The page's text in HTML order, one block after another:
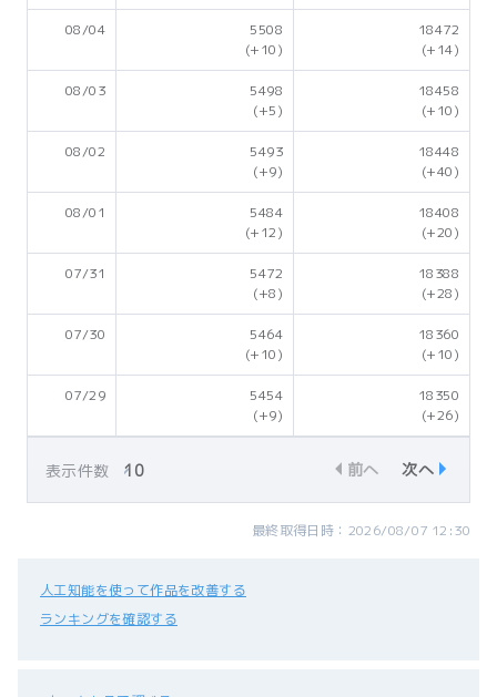
08/04
5508
(+10)
18472
(+14)
08/03
5498
(+5)
18458
(+10)
08/02
5493
(+9)
18448
(+40)
08/01
5484
(+12)
18408
(+20)
07/31
5472
(+8)
18388
(+28)
07/30
5464
(+10)
18360
(+10)
07/29
5454
(+9)
18350
(+26)
表示件数 前へ 次へ
最終取得日時：2026/08/07 12:30
人工知能を使って作品を改善する
ランキングを確認する